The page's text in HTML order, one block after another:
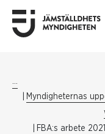
...
Myndigheternas
FBA:s arbete